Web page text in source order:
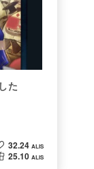
た
32.24 ALIS
25.10 ALIS